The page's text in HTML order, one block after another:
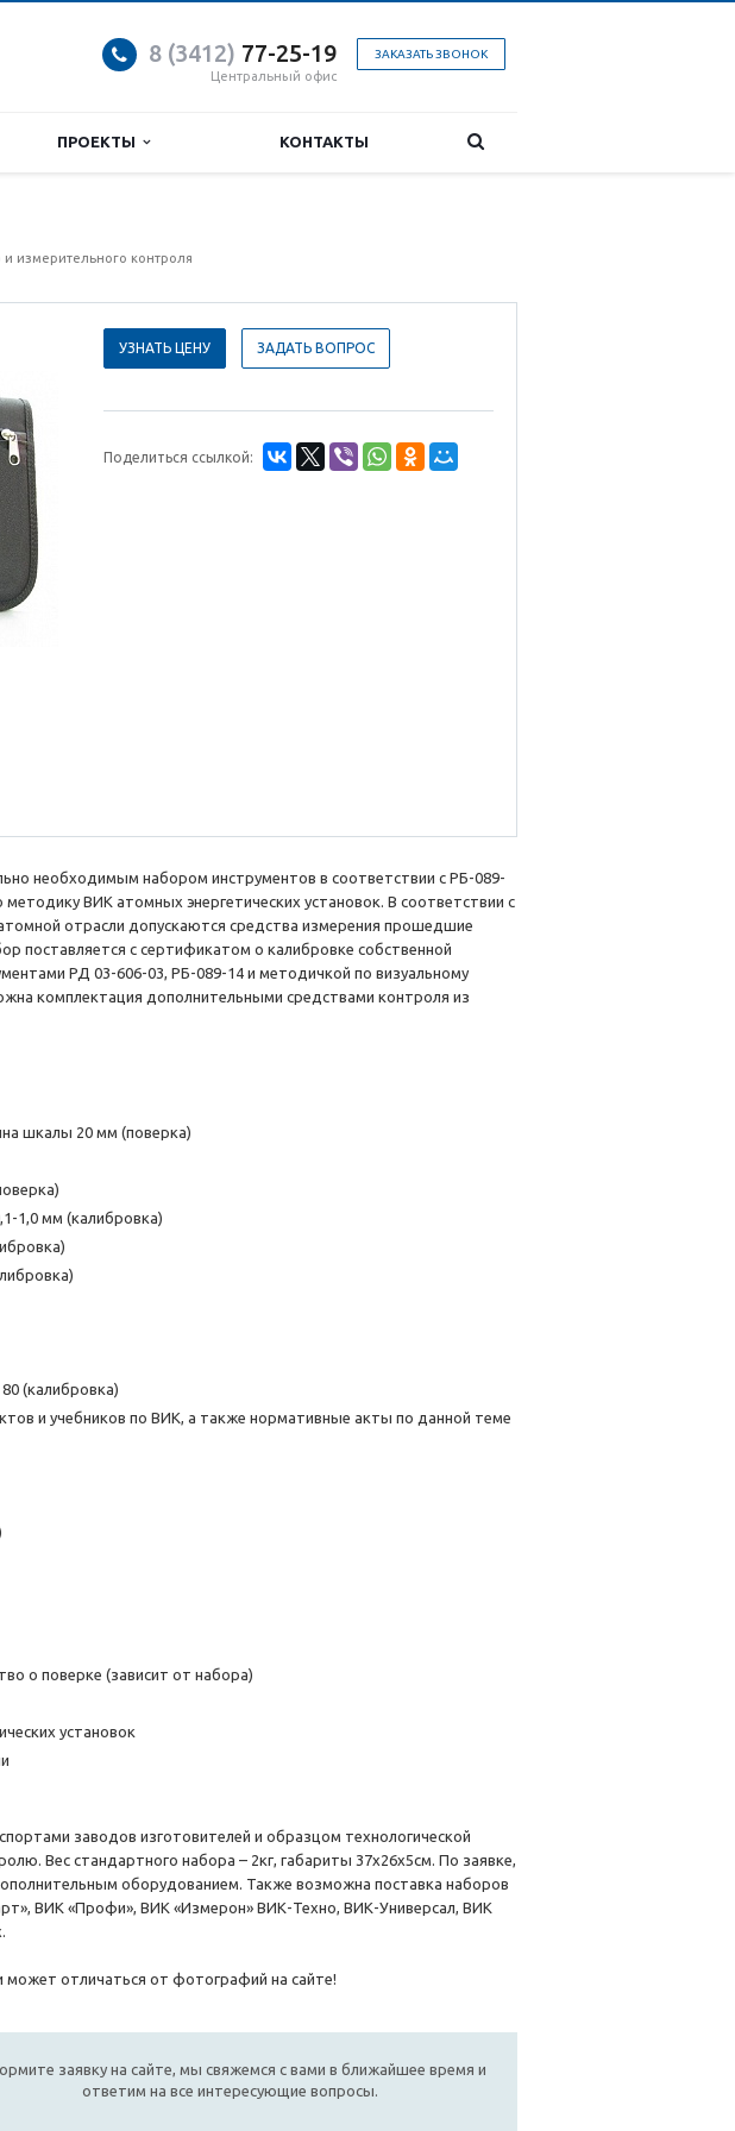
ЗАКАЗАТЬ ЗВОНОК
8 (3412) 77-25-19
Центральный офис
ПРОЕКТЫ КОНТАКТЫ
измерительного контроля
УЗНАТЬ ЦЕНУ ЗАДАТЬ ВОПРОС
Поделиться ссылкой:
необходимым набором инструментов в соответствии с РБ-089-
ВИК атомных энергетических установок. В соответствии с
отрасли допускаются средства измерения прошедшие
поставляется с сертификатом о калибровке собственной
РД 03-606-03, РБ-089-14 и методичкой по визуальному
комплектация дополнительными средствами контроля из
шкалы 20 мм (поверка)
1,0 мм (калибровка)
(калибровка)
и учебников по ВИК, а также нормативные акты по данной теме
о поверке (зависит от набора)
установок
заводов изготовителей и образцом технологической
Вес стандартного набора – 2кг, габариты 37х26х5см. По заявке,
оборудованием. Также возможна поставка наборов
ВИК «Профи», ВИК «Измерон» ВИК-Техно, ВИК-Универсал, ВИК
может отличаться от фотографий на сайте!
заявку на сайте, мы свяжемся с вами в ближайшее время и
ответим на все интересующие вопросы.